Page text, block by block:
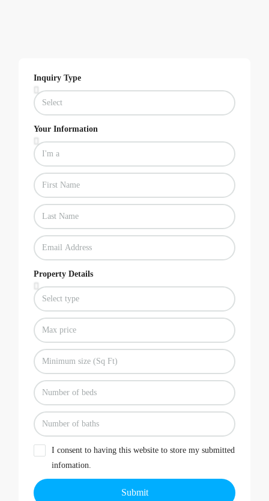
Inquiry Type
Your Information
Property Details
I consent to having this website to store my submitted
infomation.
Submit